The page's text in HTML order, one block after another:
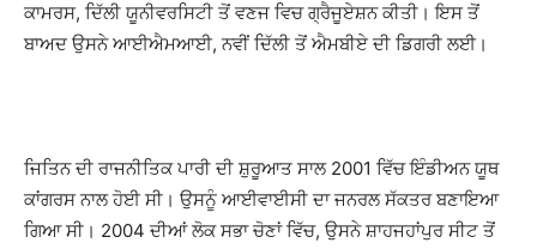
ਕਾਮਰਸ, ਦਿੱਲੀ ਯੂਨੀਵਰਸਿਟੀ ਤੋਂ ਵਣਜ ਵਿਚ ਗ੍ਰੈਜੂਏਸ਼ਨ ਕੀਤੀ। ਇਸ ਤੋਂ
ਬਾਅਦ ਉਸਨੇ ਆਈਐਮਆਈ, ਨਵੀਂ ਦਿੱਲੀ ਤੋਂ ਐਮਬੀਏ ਦੀ ਡਿਗਰੀ ਲਈ।
ਜਿਤਿਨ ਦੀ ਰਾਜਨੀਤਿਕ ਪਾਰੀ ਦੀ ਸ਼ੁਰੂਆਤ ਸਾਲ 2001 ਵਿੱਚ ਇੰਡੀਅਨ ਯੂਥ
ਕਾਂਗਰਸ ਨਾਲ ਹੋਈ ਸੀ। ਉਸਨੂੰ ਆਈਵਾਈਸੀ ਦਾ ਜਨਰਲ ਸੱਕਤਰ ਬਣਾਇਆ
ਗਿਆ ਸੀ। 2004 ਦੀਆਂ ਲੋਕ ਸਭਾ ਚੋਣਾਂ ਵਿੱਚ, ਉਸਨੇ ਸ਼ਾਹਜਹਾਂਪੁਰ ਸੀਟ ਤੋਂ